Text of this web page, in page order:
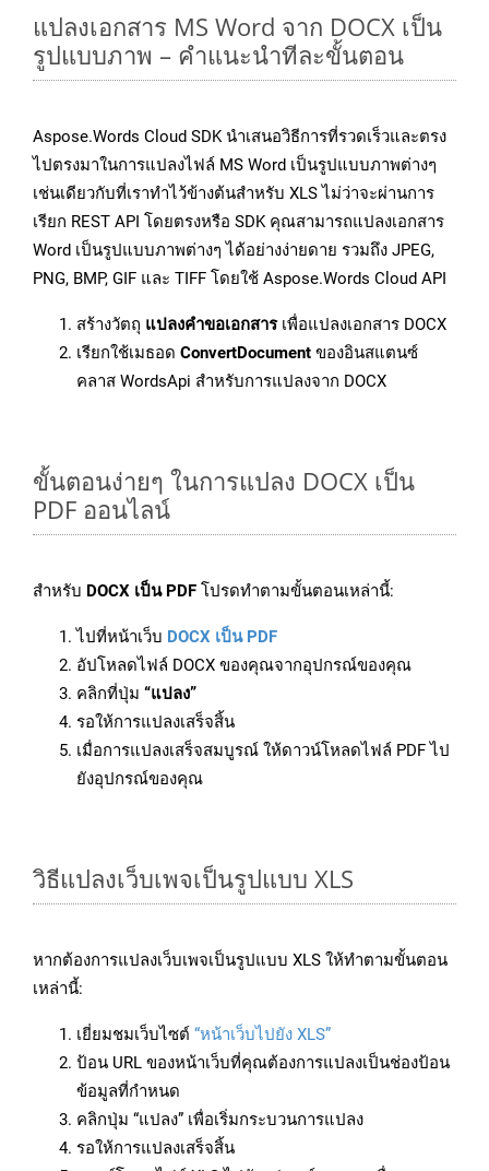
แปลงเอกสาร MS Word จาก DOCX เป็น
รูปแบบภาพ – คำแนะนำทีละขั้นตอน
Aspose.Words Cloud SDK นำเสนอวิธีการที่รวดเร็วและตรง
ไปตรงมาในการแปลงไฟล์ MS Word เป็นรูปแบบภาพต่างๆ
เช่นเดียวกับที่เราทำไว้ข้างต้นสำหรับ XLS ไม่ว่าจะผ่านการ
เรียก REST API โดยตรงหรือ SDK คุณสามารถแปลงเอกสาร
Word เป็นรูปแบบภาพต่างๆ ได้อย่างง่ายดาย รวมถึง JPEG,
PNG, BMP, GIF และ TIFF โดยใช้ Aspose.Words Cloud API
สร้างวัตถุ แปลงคำขอเอกสารเพื่อแปลงเอกสาร DOCX
เรียกใช้เมธอด ConvertDocument ของอินสแตนซ์
คลาส WordsApi สำหรับการแปลงจาก DOCX
ขั้นตอนง่ายๆ ในการแปลง DOCX เป็น
PDF ออนไลน์
สำหรับ DOCX เป็น PDF โปรดทำตามขั้นตอนเหล่านี้:
ไปที่หน้าเว็บ DOCX เป็น PDF
อัปโหลดไฟล์ DOCX ของคุณจากอุปกรณ์ของคุณ
คลิกที่ปุ่ม “แปลง”
รอให้การแปลงเสร็จสิ้น
เมื่อการแปลงเสร็จสมบูรณ์ ให้ดาวน์โหลดไฟล์ PDF ไป
ยังอุปกรณ์ของคุณ
วิธีแปลงเว็บเพจเป็นรูปแบบ XLS
หากต้องการแปลงเว็บเพจเป็นรูปแบบ XLS ให้ทำตามขั้นตอน
เหล่านี้:
เยี่ยมชมเว็บไซต์ “หน้าเว็บไปยัง XLS”
ป้อน URL ของหน้าเว็บที่คุณต้องการแปลงเป็นช่องป้อน
ข้อมูลที่กำหนด
คลิกปุ่ม “แปลง” เพื่อเริ่มกระบวนการแปลง
รอให้การแปลงเสร็จสิ้น